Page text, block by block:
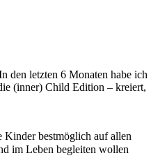
den letzten 6 Monaten habe ich
(inner) Child Edition – kreiert,
Kinder bestmöglich auf allen
im Leben begleiten wollen